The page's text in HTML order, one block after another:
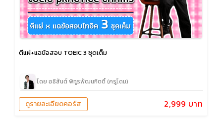
ตีแผ่+แฉข้อสอบ TOEIC 3 ชุดเต็ม
โดย อธิสันต์ พิทูรพัฒนกิตติ์ (ครูโดม)
2,999 บาท
ดูรายละเอียดคอร์ส